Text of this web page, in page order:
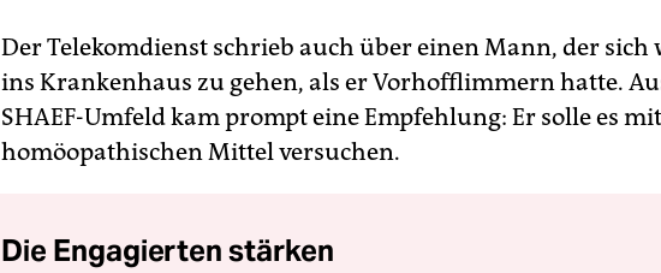
Der Telekomdienst schrieb auch über einen Mann, der sich
ins Krankenhaus zu gehen, als er Vorhofflimmern hatte.
SHAEF-Umfeld kam prompt eine Empfehlung: Er solle es
homöopathischen Mittel versuchen.
Die Engagierten stärken